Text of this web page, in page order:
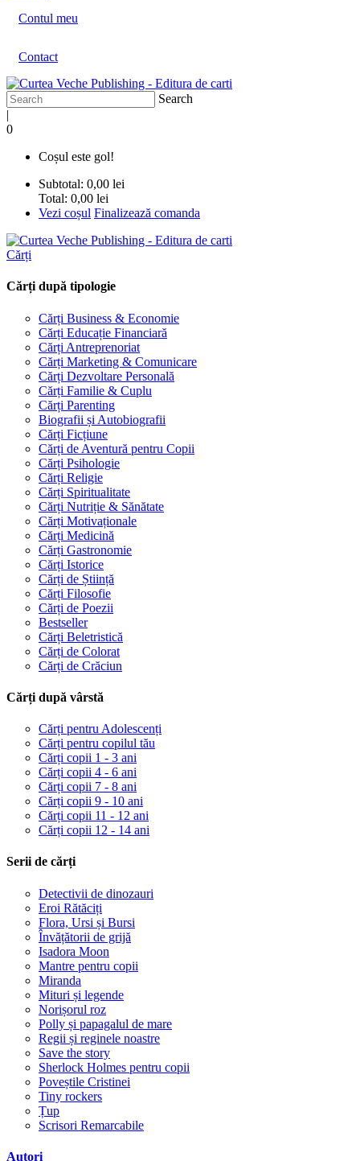
Contul meu
Contact
Search
|
0
Coșul este gol!
Subtotal: 0,00 lei
Total: 0,00 lei
Vezi coșul Finalizează comanda
Cărți
Cărți după tipologie
Cărți Business & Economie
Cărți Educație Financiară
Cărți Antreprenoriat
Cărți Marketing & Comunicare
Cărți Dezvoltare Personală
Cărți Familie & Cuplu
Cărți Parenting
Biografii și Autobiografii
Cărți Ficțiune
Cărți de Aventură pentru Copii
Cărți Psihologie
Cărți Religie
Cărți Spiritualitate
Cărți Nutriție & Sănătate
Cărți Motivaționale
Cărți Medicină
Cărți Gastronomie
Cărți Istorice
Cărți de Știință
Cărți Filosofie
Cărți de Poezii
Bestseller
Cărți Beletristică
Cărți de Colorat
Cărți de Crăciun
Cărți după vârstă
Cărți pentru Adolescenți
Cărți pentru copilul tău
Cărți copii 1 - 3 ani
Cărți copii 4 - 6 ani
Cărți copii 7 - 8 ani
Cărți copii 9 - 10 ani
Cărți copii 11 - 12 ani
Cărți copii 12 - 14 ani
Serii de cărți
Detectivii de dinozauri
Eroi Rătăciți
Flora, Ursi și Bursi
Învățătorii de grijă
Isadora Moon
Mantre pentru copii
Miranda
Mituri și legende
Norișorul roz
Polly și papagalul de mare
Regii și reginele noastre
Save the story
Sherlock Holmes pentru copii
Poveștile Cristinei
Tiny rockers
Țup
Scrisori Remarcabile
Autori